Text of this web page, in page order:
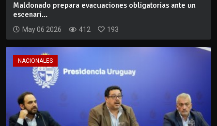
Maldonado prepara evacuaciones obligatorias ante un
escenari...
May 06 2026 412 193
NACIONALES